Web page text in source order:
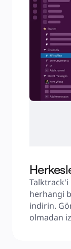
Talktrack'i
herhangi
indirin.
olmadan